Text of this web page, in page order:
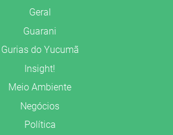
Geral
Guarani
Gurias do Yucumã
Insight!
Meio Ambiente
Negócios
Política